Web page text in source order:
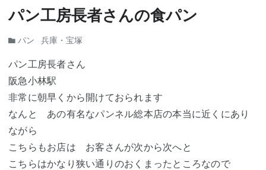
パン工房長者さんの食パン
パン 兵庫・宝塚
パン工房長者さん
阪急小林駅
非常に朝早くから開けておられます
なんと あの有名なパンネル総本店の本当に近くにあり
ながら
こちらもお店は お客さんが次から次へと
こちらはかなり狭い通りのおくまったところなので